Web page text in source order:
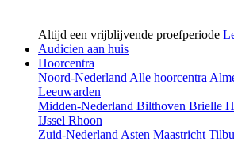
Altijd een vrijblijvende proefperiode
Audicien aan huis
Hoorcentra
Noord-Nederland Alle hoorcentra
Leeuwarden
Midden-Nederland Bilthoven Brielle
IJssel Rhoon
Zuid-Nederland Asten Maastricht